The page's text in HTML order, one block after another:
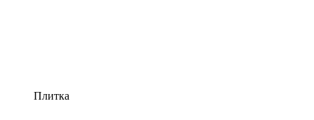
Плитка